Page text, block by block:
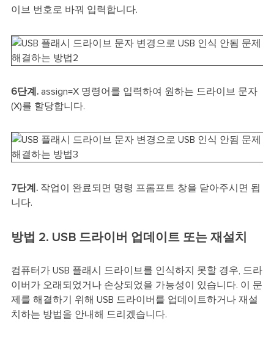
이브 번호로 바꿔 입력합니다.
6단계.assign=X 명령어를 입력하여 원하는 드라이브 문자
(X)를 할당합니다.
7단계.작업이 완료되면 명령 프롬프트 창을 닫아주시면 됩
니다.
방법 2. USB 드라이버 업데이트 또는 재설치
컴퓨터가 USB 플래시 드라이브를 인식하지 못할 경우, 드라
이버가 오래되었거나 손상되었을 가능성이 있습니다. 이 문
제를 해결하기 위해 USB 드라이버를 업데이트하거나 재설
치하는 방법을 안내해 드리겠습니다.